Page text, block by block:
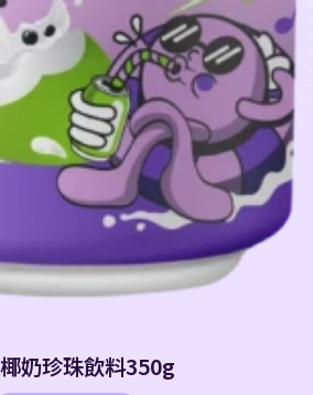
奶珍珠飲料350g